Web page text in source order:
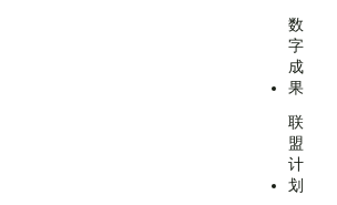
数
字
成
果
联
盟
计
划